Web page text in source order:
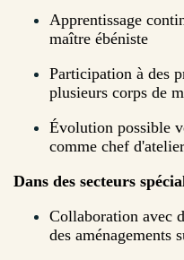
Apprentissage
maître ébéniste
Participation à des
plusieurs corps de
Évolution possible
comme chef d'atelier
Dans des secteurs
Collaboration avec
des aménagements